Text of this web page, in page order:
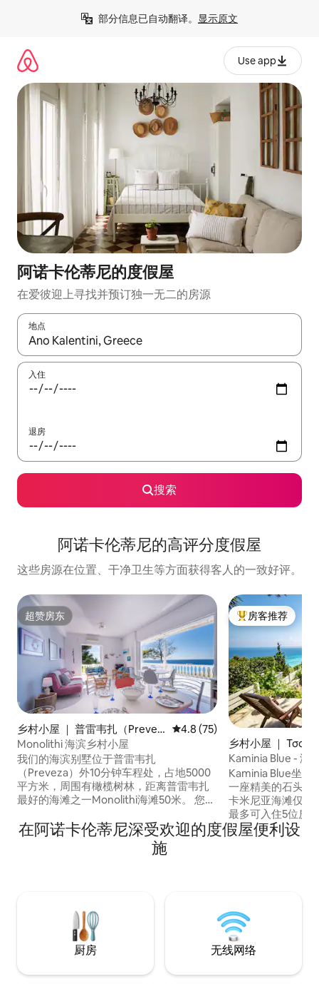
部分信息已自动翻译。 显示原文
Use app
阿诺卡伦蒂尼的度假屋
在爱彼迎上寻找并预订独一无二的房源
地点
如有搜索结果，请使用上下方向键查看，或通过点击或滑动手势
入住
退房
搜索
阿诺卡伦蒂尼的高评分度假屋
这些房源在位置、干净卫生等方面获得客人的一致好评。
超赞房东
超赞房东
乡村小屋 ｜ 普雷韦扎（Prevez
a）
平均评分 4.8 分（满分 5 分）
4.8 (75)
Monolithi 海滨乡村小屋
我们的海滨别墅位于普雷韦扎
（Preveza）外10分钟车程处，占地5000
平方米，周围有橄榄树林，距离普雷韦扎
最好的海滩之一Monolithi海滩50米。 您可
日落。 对于那些喜欢大自然所提供的宁静
和放松的人来说，它可以容纳6-7人。 设有
3间卧室、带厨房的开放式休息室、所有景
热门「房客推荐」
房客推荐
乡村小屋 ｜
Kaminia Blue - 海
Kaminia Blue坐落
一座精美的石头和
卡米尼亚海滩仅
最多可入住5位房
舒适的沙发床、设
卫生间。房客可以
在阿诺卡伦蒂尼深受欢迎的度假屋便利设
施
厨房 无线网络